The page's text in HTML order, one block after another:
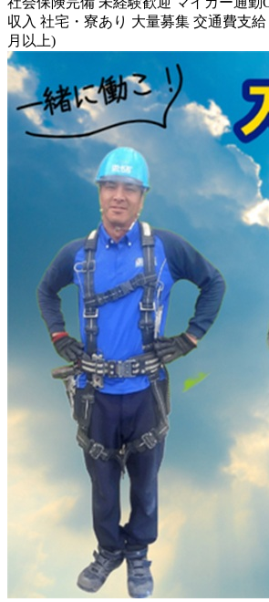
収入 社宅・寮あり 大量募集 交通費支給
月以上)